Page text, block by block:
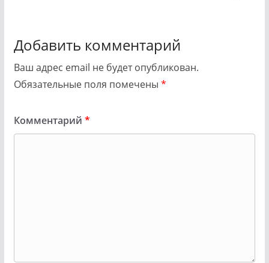
Добавить комментарий
Ваш адрес email не будет опубликован.
Обязательные поля помечены *
Комментарий *